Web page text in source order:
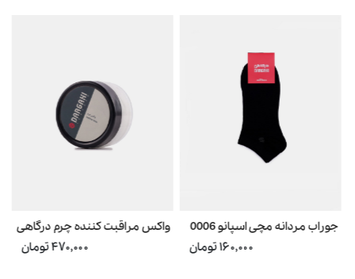
جوراب مردانه مچی اسپانو 0006
۱۶۰,۰۰۰ تومان
واکس مراقبت کننده چرم درگاهی
۴۷۰,۰۰۰ تومان